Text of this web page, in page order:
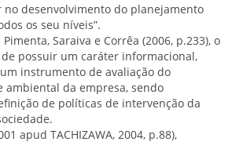
desenvolvimento do planejamento
os seu níveis”.
Saraiva e Corrêa (2006, p.233), o
de possuir um caráter informacional,
instrumento de avaliação do
ambiental da empresa, sendo
de políticas de intervenção da
apud TACHIZAWA, 2004, p.88),